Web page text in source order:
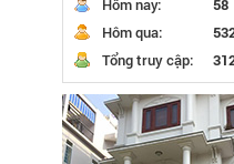
Hôm nay:
58
Hôm qua:
Tổng truy cập: